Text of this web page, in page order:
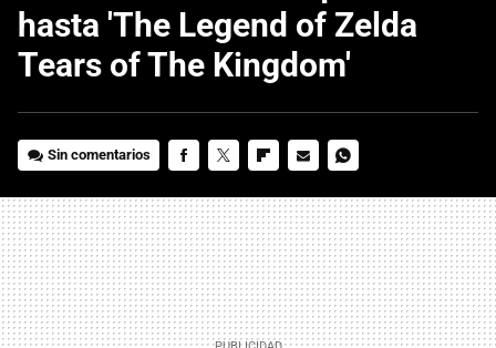
hasta 'The Legend of Zelda
Tears of The Kingdom'
Sin comentarios
MAIL